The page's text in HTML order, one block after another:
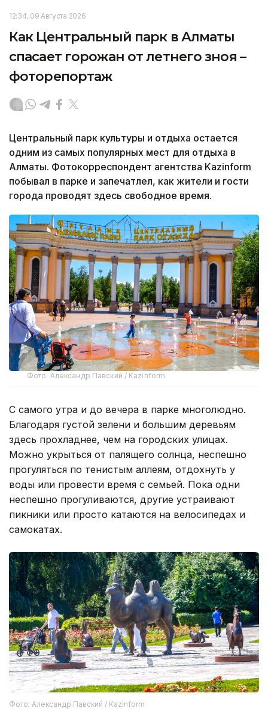
12:34, 09 Августа 2026
Как Центральный парк в Алматы
спасает горожан от летнего зноя –
фоторепортаж
Центральный парк культуры и отдыха остается
одним из самых популярных мест для отдыха в
Алматы. Фотокорреспондент агентства Kazinform
побывал в парке и запечатлел, как жители и гости
города проводят здесь свободное время.
Фото: Александр Павский / Kazinform
С самого утра и до вечера в парке многолюдно.
Благодаря густой зелени и большим деревьям
здесь прохладнее, чем на городских улицах.
Можно укрыться от палящего солнца, неспешно
прогуляться по тенистым аллеям, отдохнуть у
воды или провести время с семьей. Пока одни
неспешно прогуливаются, другие устраивают
пикники или просто катаются на велосипедах и
самокатах.
Фото: Александр Павский / Kazinform